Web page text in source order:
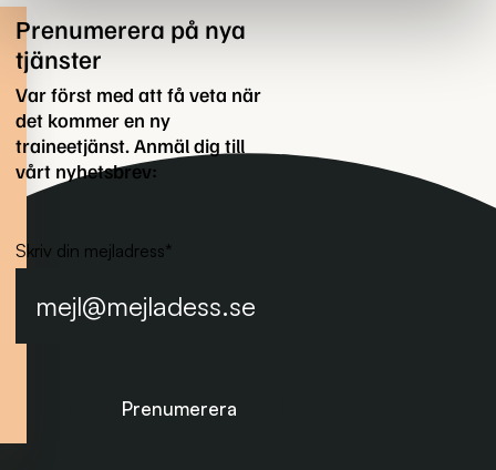
Prenumerera på nya
tjänster
Var först med att få veta när
det kommer en ny
traineetjänst. Anmäl dig till
vårt nyhetsbrev:
Skriv din mejladress*